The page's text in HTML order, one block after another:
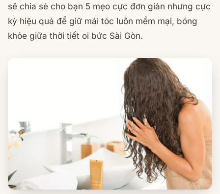
sẽ chia sẻ cho bạn 5 mẹo cực đơn giản nhưng cực
kỳ hiệu quả để giữ mái tóc luôn mềm mại, bóng
khỏe giữa thời tiết oi bức Sài Gòn.